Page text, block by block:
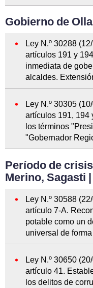
Gobierno de
Ley N.º 30288
artículos 191 y
inmediata de
alcaldes.
Ley N.º 30305
artículos 191, 194
los términos
"Gobernador
Período de
Merino, Sagasti |
Ley N.º 30588
artículo 7-A.
potable como un
universal de
Ley N.º 30650
artículo 41.
los delitos de